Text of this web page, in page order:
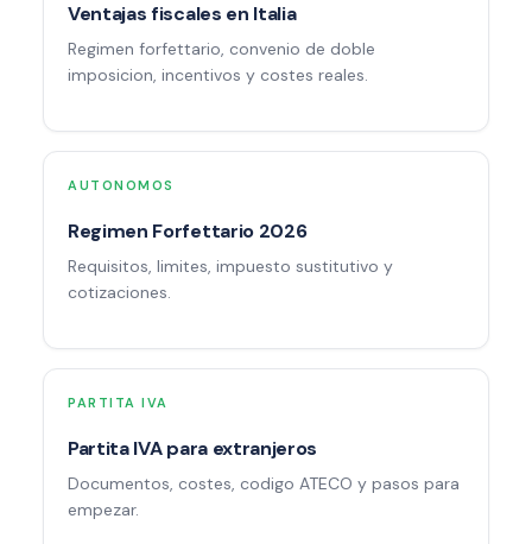
Ventajas fiscales en Italia
Regimen forfettario, convenio de doble
imposicion, incentivos y costes reales.
AUTONOMOS
Regimen Forfettario 2026
Requisitos, limites, impuesto sustitutivo y
cotizaciones.
PARTITA IVA
Partita IVA para extranjeros
Documentos, costes, codigo ATECO y pasos para
empezar.